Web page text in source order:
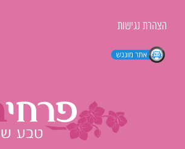
הצהרת נגישות